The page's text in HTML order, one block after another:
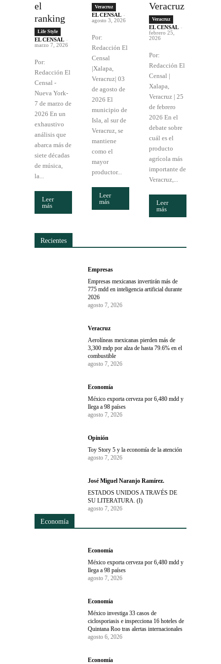
el
ranking
Life Style
EL CENSAL -
marzo 7, 2026
Por:
Redacción El
Censal -
Nueva York-
7 de marzo de
2026 En un
exhaustivo
análisis que
abarca más de
siete décadas
de música,
la...
Leer
más
Veracruz
EL CENSAL -
agosto 3, 2026
Por:
Redacción El
Censal
|Xalapa,
Veracruz| 03
de agosto de
2026 El
municipio de
Isla, al sur de
Veracruz, se
mantiene
como el
mayor
productor...
Leer
más
Veracruz
Veracruz
EL CENSAL -
febrero 25,
2026
Por:
Redacción El
Censal |
Xalapa,
Veracruz | 25
de febrero
2026 En el
debate sobre
cuál es el
producto
agrícola más
importante de
Veracruz,...
Leer
más
Recientes
Empresas
Empresas mexicanas invertirán más de
775 mdd en inteligencia artificial durante
2026
agosto 7, 2026
Veracruz
Aerolíneas mexicanas pierden más de
3,300 mdp por alza de hasta 79.6% en el
combustible
agosto 7, 2026
Economía
México exporta cerveza por 6,480 mdd y
llega a 98 países
agosto 7, 2026
Opinión
Toy Story 5 y la economía de la atención
agosto 7, 2026
José Miguel Naranjo Ramírez.
ESTADOS UNIDOS A TRAVÉS DE
SU LITERATURA. (I)
agosto 7, 2026
Economía
Economía
México exporta cerveza por 6,480 mdd y
llega a 98 países
agosto 7, 2026
Economía
México investiga 33 casos de
ciclosporiasis e inspecciona 16 hoteles de
Quintana Roo tras alertas internacionales
agosto 6, 2026
Economía